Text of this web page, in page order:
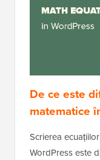
De ce este
matematice
Scrierea
WordPress este